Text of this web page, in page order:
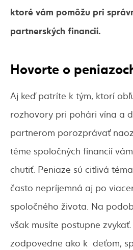
ktoré vám pomôžu pri
partnerských financií.
Hovorte o
Aj keď patríte k tým, ktorí
rozhovory pri pohári vína a
partnerom porozprávať
téme spoločných financií
chutiť. Peniaze sú citlivá
často nepríjemná aj po
spoločného života. Na
však musíte postupne
zodpovedne ako k deťom,